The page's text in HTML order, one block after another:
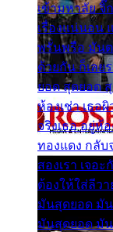
เข้ามหาลัย จิ๊
เรื่องแน่นอน
พรั่นพรือ มันต
ด้วยกัน ก็เลย
ยอด สุดยอด
ห้องเช่า เธอ
จริงเธอ อยู่ห้
ทองแดง กลับ
สองเรา เจอ
ต้องให้ใส่ลีว
มันสุดยอด มั
มันสุดยอด มั